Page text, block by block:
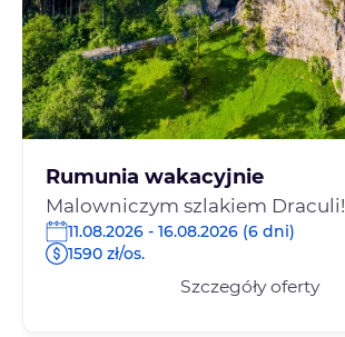
Rumunia wakacyjnie
Malowniczym szlakiem Draculi!
11.08.2026 - 16.08.2026 (6 dni)
1590 zł/os.
Szczegóły oferty